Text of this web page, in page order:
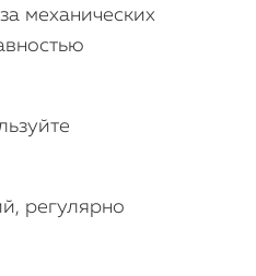
механических
регулярно